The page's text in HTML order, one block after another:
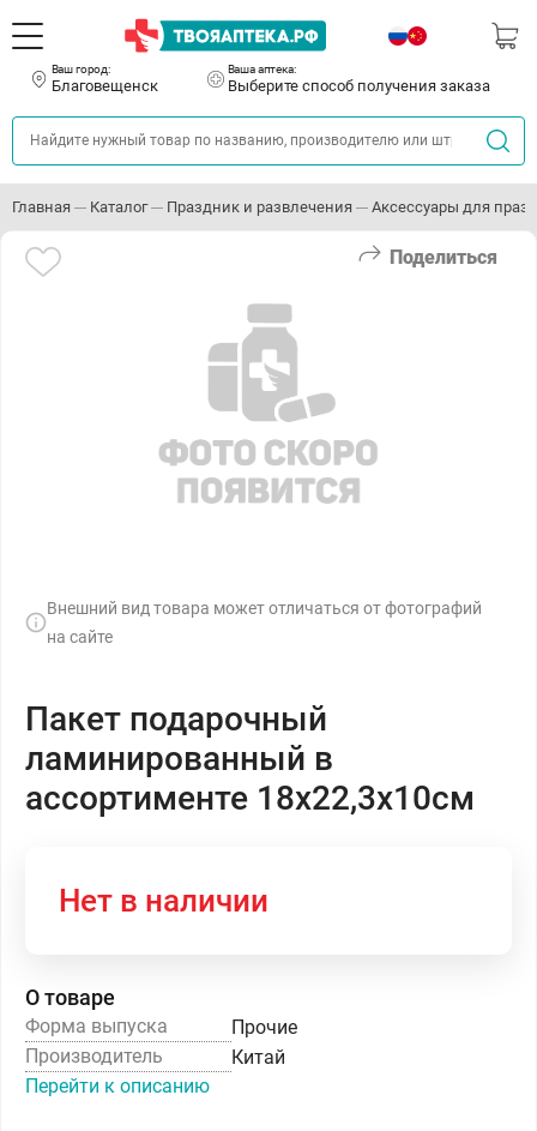
Ваш город:
Благовещенск
Ваша аптека:
Выберите способ получения заказа
Главная Каталог Праздник и развлечения Аксессуары для
Поделиться
Внешний вид товара может отличаться от фотографий
на сайте
Пакет подарочный
ламинированный в
ассортименте 18х22,3х10см
Нет в наличии
О товаре
Форма выпуска
Прочие
Производитель
Китай
Перейти к описанию